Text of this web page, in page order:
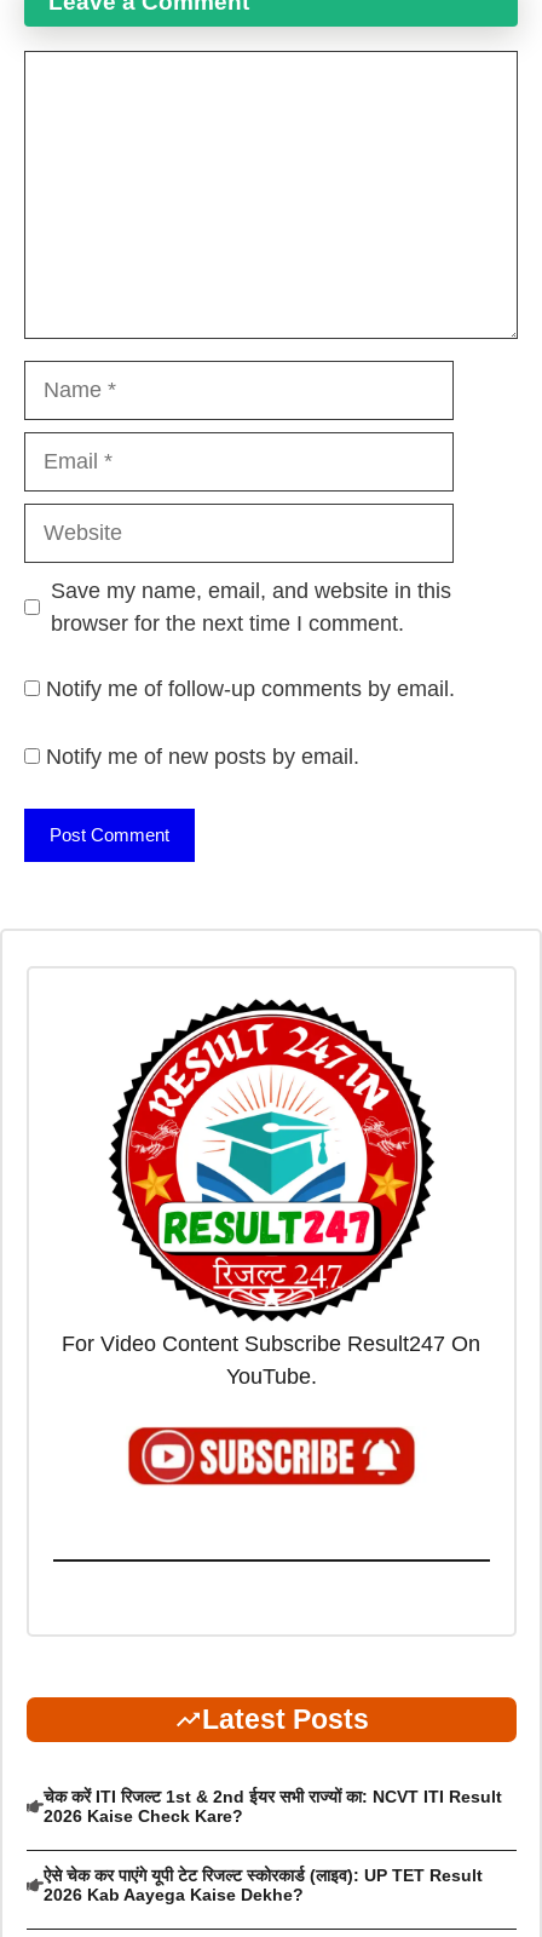
Save my name, email, and website in this
browser for the next time I comment.
Notify me of follow-up comments by email.
Notify me of new posts by email.
For Video Content Subscribe Result247 On
YouTube.
Latest Posts
चेक करें ITI रिजल्ट 1st & 2nd ईयर सभी राज्यों का: NCVT ITI Result
2026 Kaise Check Kare?
ऐसे चेक कर पाएंगे यूपी टेट रिजल्ट स्कोरकार्ड (लाइव): UP TET Result
2026 Kab Aayega Kaise Dekhe?